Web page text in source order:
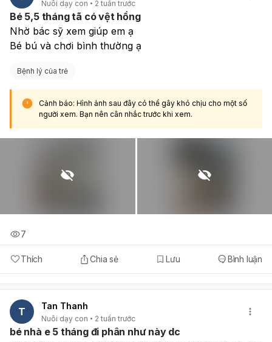
Nuôi dạy con 2 tuần trước
Bé 5,5 tháng tã có vệt hồng
Nhờ bác sỹ xem giúp em ạ
Bé bú và chơi bình thường ạ
Bệnh lý của trẻ
Cảnh báo: Hình ảnh sau đây có thể gây khó chịu cho một số
người xem. Bạn nên cân nhắc trước khi xem.
Thích Chia sẻ Lưu Bình luận
7
T Tan Thanh
Nuôi dạy con 2 tuần trước
bé nhà e 5 tháng đi phân như này dc